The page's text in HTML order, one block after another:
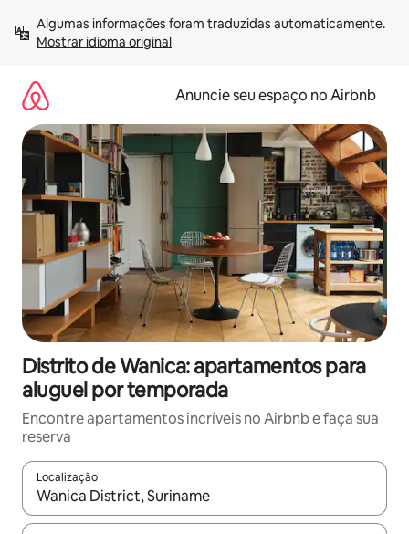
para
Mostrar idioma original
Anuncie seu espaço no Airbnb
Distrito de Wanica: apartamentos para
aluguel por temporada
Encontre apartamentos incríveis no Airbnb e faça sua
reserva
Localização
Quando os resultados estiverem disponíveis, explore-os